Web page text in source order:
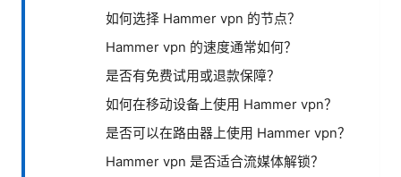
如何选择 Hammer vpn 的节点？
Hammer vpn 的速度通常如何？
是否有免费试用或退款保障？
如何在移动设备上使用 Hammer vpn？
是否可以在路由器上使用 Hammer vpn？
Hammer vpn 是否适合流媒体解锁？